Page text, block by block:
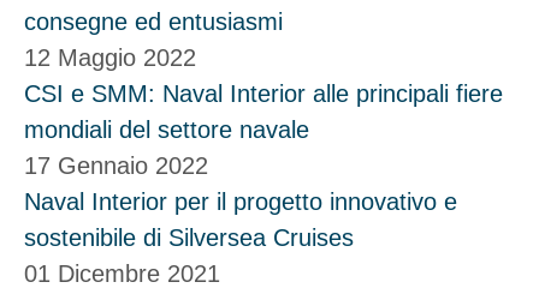
consegne ed entusiasmi
12 Maggio 2022
CSI e SMM: Naval Interior alle principali fiere
mondiali del settore navale
17 Gennaio 2022
Naval Interior per il progetto innovativo e
sostenibile di Silversea Cruises
01 Dicembre 2021